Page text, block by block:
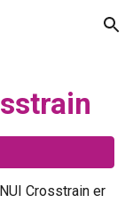
Skip to navigation
Crosstrain er